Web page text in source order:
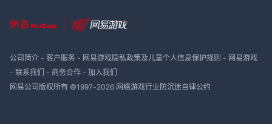
公司简介- 客户服务- 网易游戏隐私政策及儿童个人信息保护规则 - 网易游戏
- 联系我们 - 商务合作- 加入我们
网易公司版权所有 ©1997-2026 网络游戏行业防沉迷自律公约